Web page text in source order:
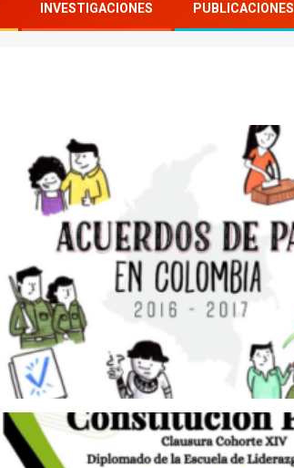
INVESTIGACIONES PUBLICACIONES